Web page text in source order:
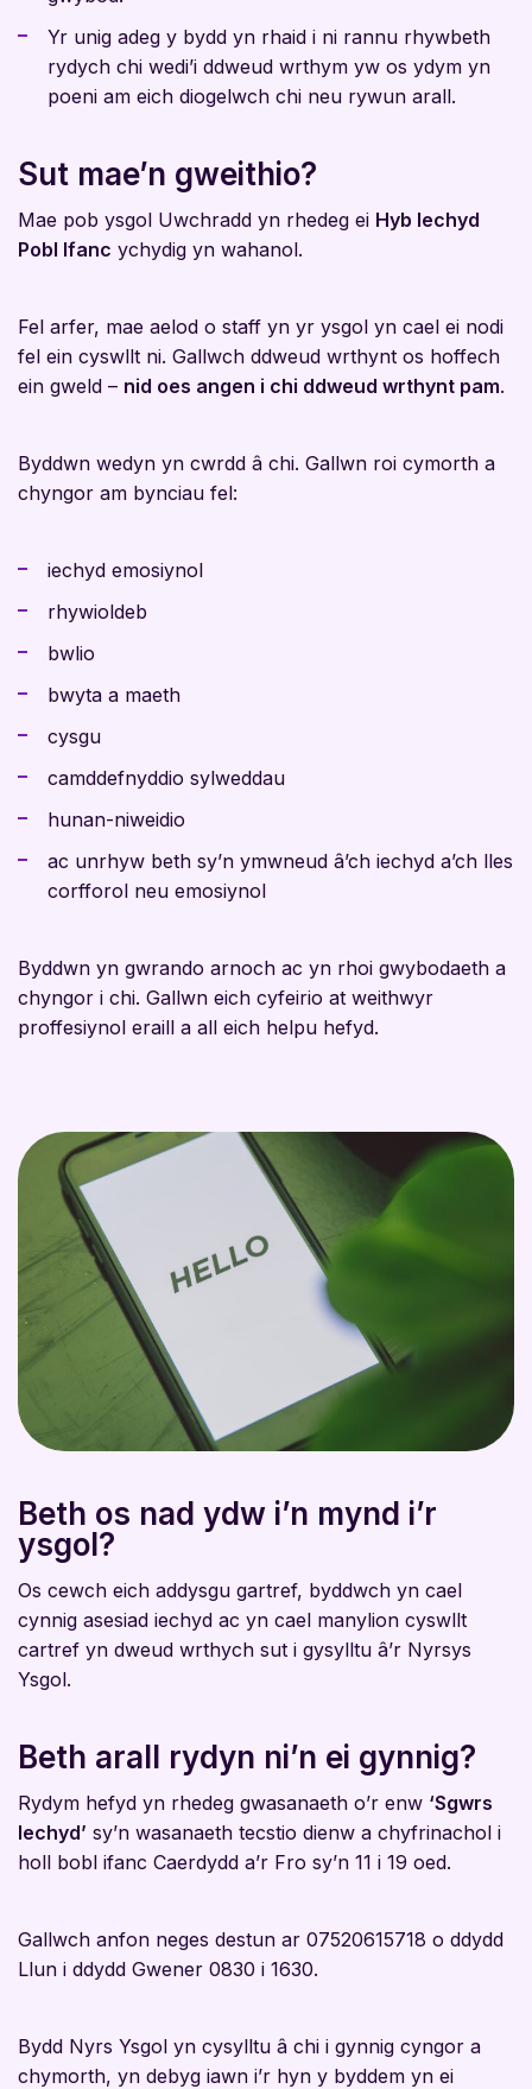
Yr unig adeg y bydd yn rhaid i ni rannu rhywbeth
rydych chi wedi’i ddweud wrthym yw os ydym yn
poeni am eich diogelwch chi neu rywun arall.
Sut mae’n gweithio?
Mae pob ysgol Uwchradd yn rhedeg ei Hyb Iechyd
Pobl Ifanc ychydig yn wahanol.
Fel arfer, mae aelod o staff yn yr ysgol yn cael ei nodi
fel ein cyswllt ni. Gallwch ddweud wrthynt os hoffech
ein gweld – nid oes angen i chi ddweud wrthynt pam.
Byddwn wedyn yn cwrdd â chi. Gallwn roi cymorth a
chyngor am bynciau fel:
iechyd emosiynol
rhywioldeb
bwlio
bwyta a maeth
cysgu
camddefnyddio sylweddau
hunan-niweidio
ac unrhyw beth sy’n ymwneud â’ch iechyd a’ch lles
corfforol neu emosiynol
Byddwn yn gwrando arnoch ac yn rhoi gwybodaeth a
chyngor i chi. Gallwn eich cyfeirio at weithwyr
proffesiynol eraill a all eich helpu hefyd.
Beth os nad ydw i’n mynd i’r
ysgol?
Os cewch eich addysgu gartref, byddwch yn cael
cynnig asesiad iechyd ac yn cael manylion cyswllt
cartref yn dweud wrthych sut i gysylltu â’r Nyrsys
Ysgol.
Beth arall rydyn ni’n ei gynnig?
Rydym hefyd yn rhedeg gwasanaeth o’r enw ‘Sgwrs
Iechyd’ sy’n wasanaeth tecstio dienw a chyfrinachol i
holl bobl ifanc Caerdydd a’r Fro sy’n 11 i 19 oed.
Gallwch anfon neges destun ar 07520615718 o ddydd
Llun i ddydd Gwener 0830 i 1630.
Bydd Nyrs Ysgol yn cysylltu â chi i gynnig cyngor a
chymorth, yn debyg iawn i’r hyn y byddem yn ei